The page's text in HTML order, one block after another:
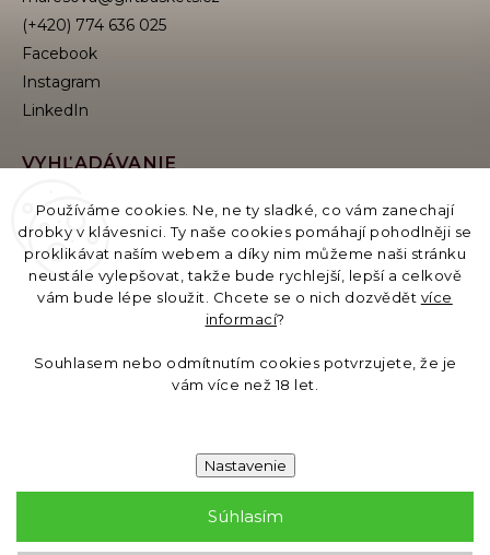
Používáme cookies. Ne, ne ty sladké, co vám zanechají
drobky v klávesnici. Ty naše cookies pomáhají pohodlněji se
proklikávat naším webem a díky nim můžeme naši stránku
neustále vylepšovat, takže bude rychlejší, lepší a celkově
vám bude lépe sloužit. Chcete se o nich dozvědět více
informací?
Souhlasem nebo odmítnutím cookies potvrzujete, že je
vám více než 18 let.
Nastavenie
Súhlasím
(+420) 774 636 025
Facebook
Instagram
VYHĽADÁVANIE
Hľadať
Názov prevádzkovateľa e-katalógu:
IČO: 19621558, DIČ/EORI: CZ19621558
Bankové spojenie: 6535031329/0800